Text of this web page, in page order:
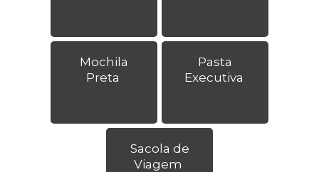
Mochila
Preta
Pasta
Executiva
Sacola de
Viagem